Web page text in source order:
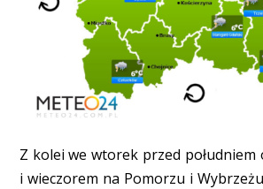
Z kolei we wtorek przed południem
i wieczorem na Pomorzu i